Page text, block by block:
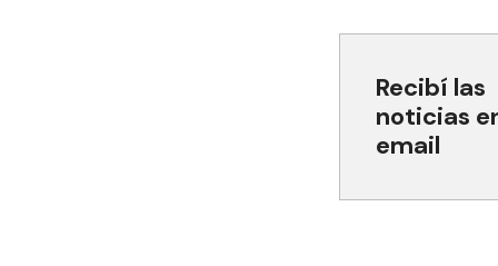
Recibí las
noticias
email